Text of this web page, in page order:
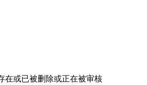
在或已被删除或正在被审核